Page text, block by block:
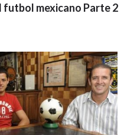
futbol mexicano Parte 2